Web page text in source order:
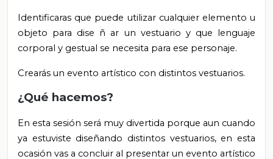
Identificaras que puede utilizar cualquier elemento u
objeto para dise ñ ar un vestuario y que lenguaje
corporal y gestual se necesita para ese personaje.
Crearás un evento artístico con distintos vestuarios.
¿Qué hacemos?
En esta sesión será muy divertida porque aun cuando
ya estuviste diseñando distintos vestuarios, en esta
ocasión vas a concluir al presentar un evento artístico